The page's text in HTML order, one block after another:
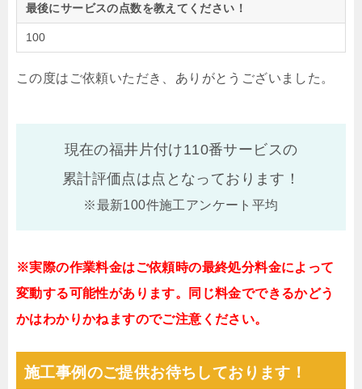
最後にサービスの点数を教えてください！
100
この度はご依頼いただき、ありがとうございました。
現在の福井片付け110番サービスの
累計評価点は点となっております！
※最新100件施工アンケート平均
※実際の作業料金はご依頼時の最終処分料金によって
変動する可能性があります。同じ料金でできるかどう
かはわかりかねますのでご注意ください。
施工事例のご提供お待ちしております！